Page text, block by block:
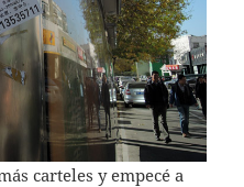
carteles y empecé a